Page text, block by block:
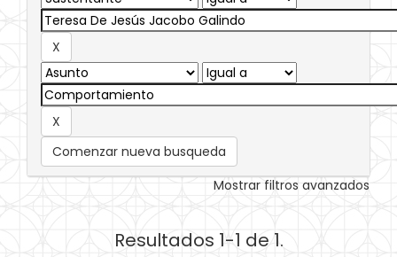
Comenzar nueva busqueda
Mostrar filtros avanzados
Resultados 1-1 de 1.